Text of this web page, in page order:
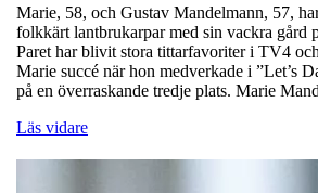
Marie, 58, och Gustav Mandelmann, 57,
folkkärt lantbrukarpar med sin vackra gård
Paret har blivit stora tittarfavoriter i TV4
Marie succé när hon medverkade i ”Let’s
på en överraskande tredje plats. Marie
Läs vidare